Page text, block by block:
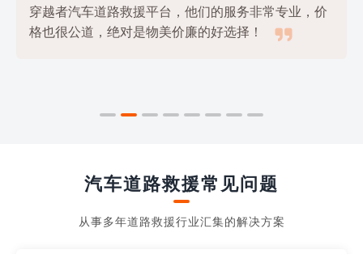
穿越者汽车道路救援平台，他们的服务非常专业，价
格也很公道，绝对是物美价廉的好选择！

汽车道路救援常见问题
从事多年道路救援行业汇集的解决方案